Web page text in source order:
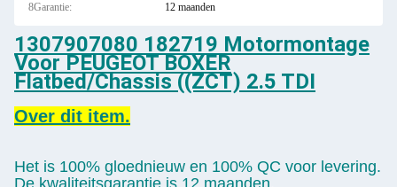
8Garantie: 12 maanden
1307907080 182719 Motormontage
Voor PEUGEOT BOXER
Flatbed/Chassis ((ZCT) 2.5 TDI
Over dit item.
Het is 100% gloednieuw en 100% QC voor levering.
De kwaliteitsgarantie is 12 maanden.